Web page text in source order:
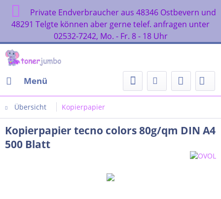
Private Endverbraucher aus 48346 Ostbevern und
48291 Telgte können aber gerne telef. anfragen unter
02532-7242, Mo. - Fr. 8 - 18 Uhr
Menü
Übersicht Kopierpapier
Kopierpapier tecno colors 80g/qm DIN A4
500 Blatt